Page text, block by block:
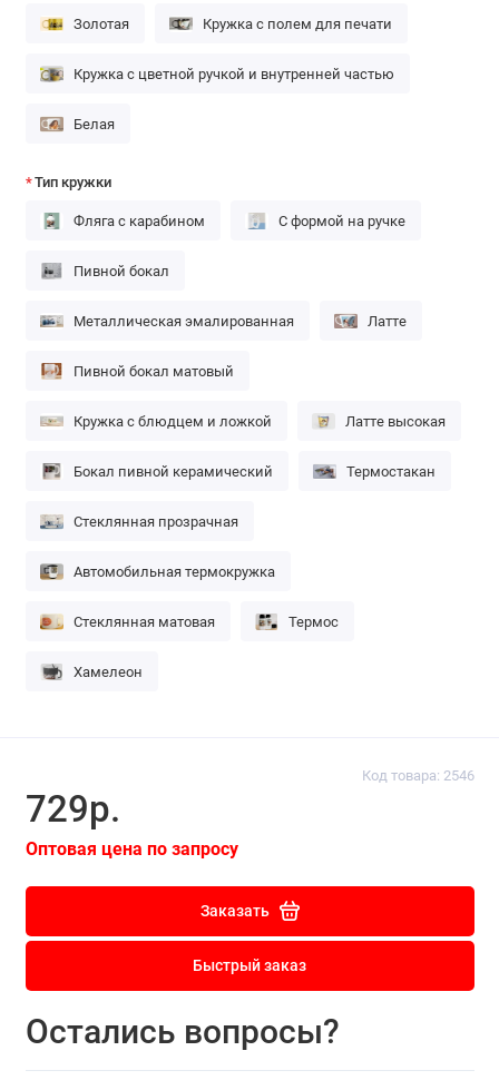
Код товара: 2546
729р.
Оптовая цена по запросу
Заказать
Быстрый заказ
Остались вопросы?
Золотая Кружка с полем для печати
Кружка с цветной ручкой и внутренней частью
Белая
Тип кружки
Фляга с карабином С формой на ручке
Пивной бокал
Металлическая эмалированная Латте
Пивной бокал матовый
Кружка с блюдцем и ложкой Латте высокая
Бокал пивной керамический Термостакан
Стеклянная прозрачная
Автомобильная термокружка
Стеклянная матовая Термос
Хамелеон